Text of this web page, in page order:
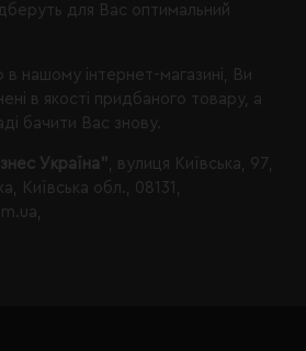
для Вас оптимальний
нашому інтернет-магазині, Ви
в якості придбаного товару, а
бачити Вас знову.
Україна"
, вулиця Київська, 97,
Київська обл., 08131,